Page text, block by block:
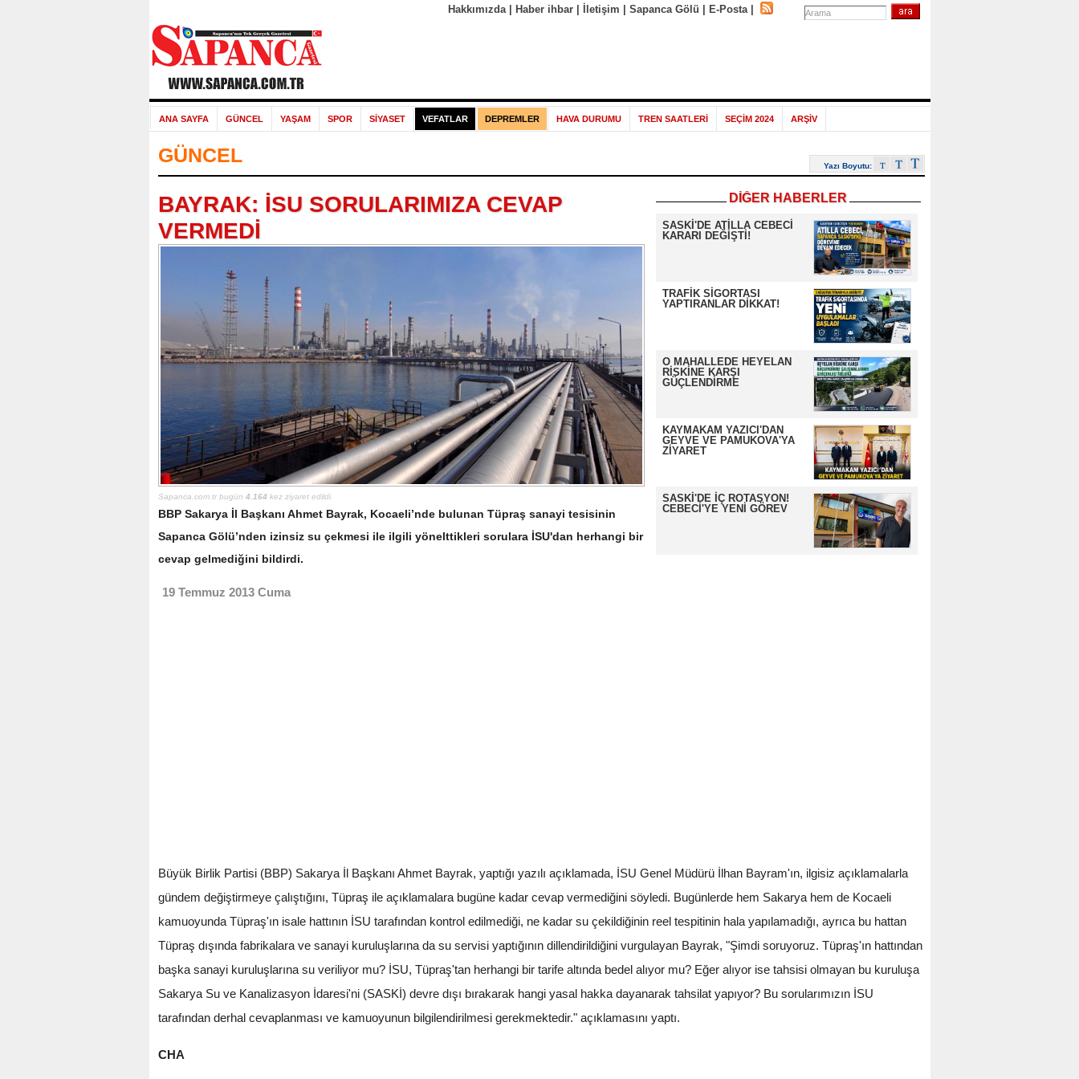
Hakkımızda| Haber ihbar| İletişim Sapanca Gölü E-Posta|
ANA SAYFA GÜNCEL YAŞAM SPOR SİYASET VEFATLAR DEPREMLER HAVA DURUMU TREN SAATLERİ SEÇİM 2024 ARŞİV
GÜNCEL Yazı Boyutu:
DİĞER HABERLER
SASKİ'DE ATİLLA CEBECİ
KARARI DEĞİŞTİ!
TRAFİK SİGORTASI
YAPTIRANLAR DİKKAT!
O MAHALLEDE HEYELAN
RİSKİNE KARŞI
GÜÇLENDİRME
KAYMAKAM YAZICI'DAN
GEYVE VE PAMUKOVA'YA
ZİYARET
SASKİ'DE İÇ ROTASYON!
CEBECİ'YE YENİ GÖREV
BAYRAK: İSU SORULARIMIZA CEVAP
VERMEDİ
Sapanca.com.tr bugün 4.164 kez ziyaret edildi.
BBP Sakarya İl Başkanı Ahmet Bayrak, Kocaeli’nde bulunan Tüpraş sanayi tesisinin
Sapanca Gölü’nden izinsiz su çekmesi ile ilgili yönelttikleri sorulara İSU'dan herhangi bir
cevap gelmediğini bildirdi.
19 Temmuz 2013 Cuma
Büyük Birlik Partisi (BBP) Sakarya İl Başkanı Ahmet Bayrak, yaptığı yazılı açıklamada, İSU Genel Müdürü İlhan Bayram'ın, ilgisiz açıklamalarla
gündem değiştirmeye çalıştığını, Tüpraş ile açıklamalara bugüne kadar cevap vermediğini söyledi. Bugünlerde hem Sakarya hem de Kocaeli
kamuoyunda Tüpraş'ın isale hattının İSU tarafından kontrol edilmediği, ne kadar su çekildiğinin reel tespitinin hala yapılamadığı, ayrıca bu hattan
Tüpraş dışında fabrikalara ve sanayi kuruluşlarına da su servisi yaptığının dillendirildiğini vurgulayan Bayrak, "Şimdi soruyoruz. Tüpraş'ın hattından
başka sanayi kuruluşlarına su veriliyor mu? İSU, Tüpraş'tan herhangi bir tarife altında bedel alıyor mu? Eğer alıyor ise tahsisi olmayan bu kuruluşa
Sakarya Su ve Kanalizasyon İdaresi'ni (SASKİ) devre dışı bırakarak hangi yasal hakka dayanarak tahsilat yapıyor? Bu sorularımızın İSU
tarafından derhal cevaplanması ve kamuoyunun bilgilendirilmesi gerekmektedir." açıklamasını yaptı.
CHA